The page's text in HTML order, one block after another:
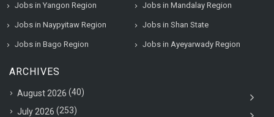
Jobs in Yangon Region Jobs in Mandalay Region
Jobs in Naypyitaw Region Jobs in Shan State
Jobs in Bago Region Jobs in Ayeyarwady Region
ARCHIVES
August 2026 (40)
July 2026 (253)